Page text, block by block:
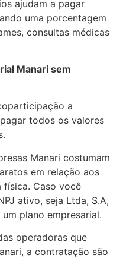
ajudam a pagar
uma porcentagem
consultas médicas
Manari sem
a
todos os valores
Manari costumam
em relação aos
física. Caso você
ativo, seja Ltda, S.A,
plano empresarial.
operadoras que
a contratação são